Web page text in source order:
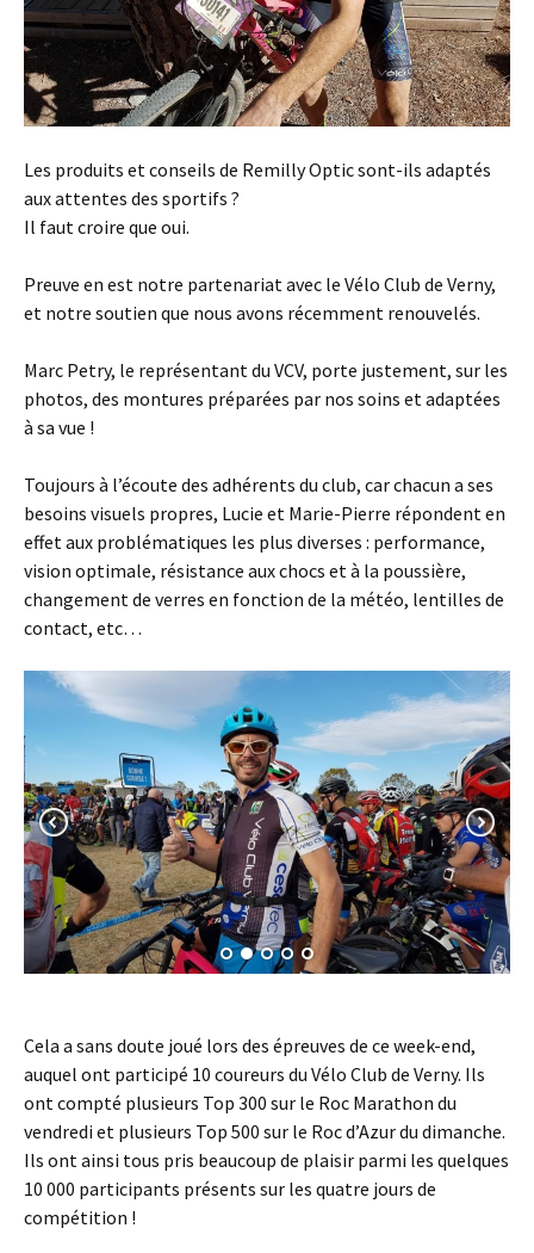
Les produits et conseils de Remilly Optic sont-ils adaptés
aux attentes des sportifs ?
Il faut croire que oui.
Preuve en est notre partenariat avec le Vélo Club de Verny,
et notre soutien que nous avons récemment renouvelés.
Marc Petry, le représentant du VCV, porte justement, sur les
photos, des montures préparées par nos soins et adaptées
à sa vue !
Toujours à l’écoute des adhérents du club, car chacun a ses
besoins visuels propres, Lucie et Marie-Pierre répondent en
effet aux problématiques les plus diverses : performance,
vision optimale, résistance aux chocs et à la poussière,
changement de verres en fonction de la météo, lentilles de
contact, etc…
Cela a sans doute joué lors des épreuves de ce week-end,
auquel ont participé 10 coureurs du Vélo Club de Verny. Ils
ont compté plusieurs Top 300 sur le Roc Marathon du
vendredi et plusieurs Top 500 sur le Roc d’Azur du dimanche.
Ils ont ainsi tous pris beaucoup de plaisir parmi les quelques
10 000 participants présents sur les quatre jours de
compétition !